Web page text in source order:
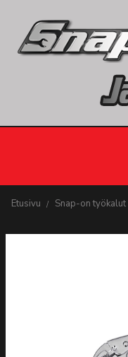
Etusivu Snap-on työkalut